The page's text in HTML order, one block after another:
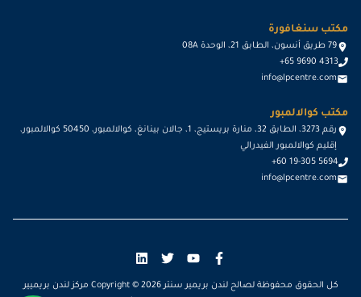
مكتب سنغافورة
79 طريق أنسون، الطابق 21، الوحدة 08A
+65 9690 4313
info@lpcentre.com
مكتب كوالالمبور
رقم 3273، الطابق 32، منارة بريستيج، 1، جالان بينانغ، كوالالمبور، 50450 كوالالمبور،
إقليم كوالالمبور الفيدرالي
+60 19-305 5694
info@lpcentre.com
كل الحقوق محفوظة لصالح لندن بريمير سنتر Copyright ©2026 مركز لندن بريميير